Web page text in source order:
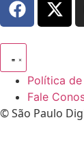
Política
Fale
© São Paulo